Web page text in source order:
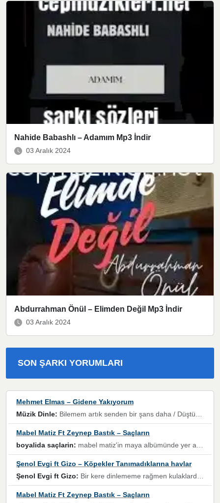
Nahide Babashlı – Adamım Mp3 İndir
03 Aralık 2024
Abdurrahman Önül – Elimden Değil Mp3 İndir
03 Aralık 2024
SON ŞARKI YORUMLARI
Mehmet Elmas – Gidene Yakıyorum
Müzik Dinle: Bilemem artık senden bir şans daha / Düştüğün zaman ben olmayacağım yanında” dizeleri, artık geçmişin tekrarına izin verilmeyeceğini, kişisel sınırların çizildiğini gösteriyor.
Mabel Matiz Ft Zeynep Bastık – Saçların
boyalida saçlarin: mabel matiz'in maya albümünde yer alan güzellerden. parça da şarkı hani! müzikal altyapısına vurulduğum, sözlerinde kaybolduğum bir parça olmuş.
Şenol Evgi ft Gizo – Köpekler Tanımadıklarına havlar
Şenol Evgi ft Gizo: Bir kere dinlememe rağmen kulaklardan gitmiyor sen sen sen sen kurban ol sen sen sen sen hayran ol yükses ses müzik dinleme sebebisiniz canlar bomba gibi patladınız maşallah
Mabel Matiz Ft Zeynep Bastık – Saçların